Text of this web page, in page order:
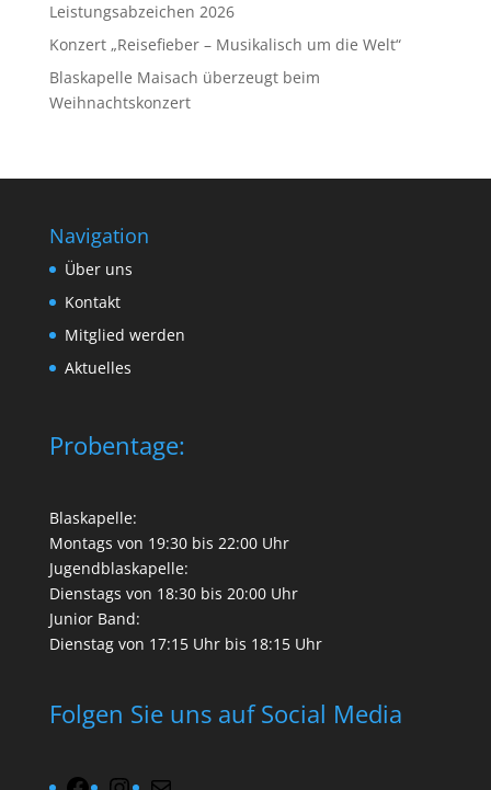
Leistungsabzeichen 2026
Konzert „Reisefieber – Musikalisch um die Welt“
Blaskapelle Maisach überzeugt beim
Weihnachtskonzert
Navigation
Über uns
Kontakt
Mitglied werden
Aktuelles
Probentage:
Blaskapelle:
Montags von 19:30 bis 22:00 Uhr
Jugendblaskapelle:
Dienstags von 18:30 bis 20:00 Uhr
Junior Band:
Dienstag von 17:15 Uhr bis 18:15 Uhr
Folgen Sie uns auf Social Media
FacebookInstagram